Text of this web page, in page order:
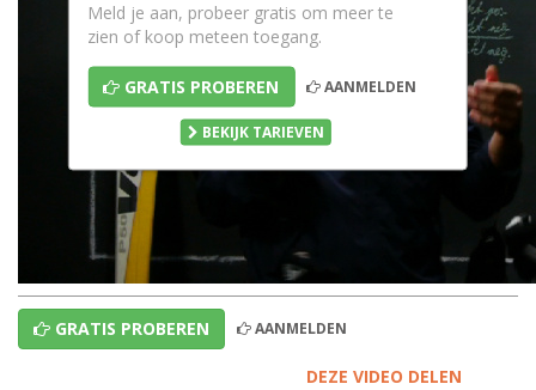
Meld je aan, probeer gratis om meer te
zien of koop meteen toegang.
GRATIS PROBEREN AANMELDEN
BEKIJK TARIEVEN
GRATIS PROBEREN AANMELDEN
DEZE VIDEO DELEN